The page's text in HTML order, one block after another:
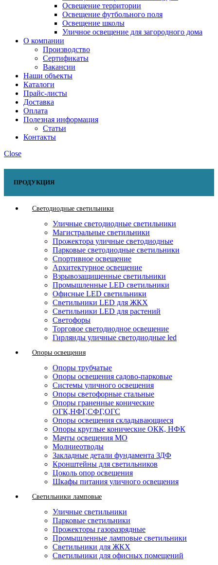
Освещение территории
Освещение футбольного поля
Освещение школы
Уличное освещение для загородного дома
О компании
Производство
Сертификаты
Вакансии
Наши объекты
Каталоги
Прайс-листы
Доставка
Оплата
Полезная информация
Статьи
Контакты
Close
ПРОДУКЦИЯ
Светодиодные светильники
Уличные светодиодные светильники
Магистральные светильники
Прожектора уличные светодиодные
Парковые светодиодные светильники
Спортивное освещение
Архитектурное освещение
Взрывозащищенные светильники
Промышленные LED светильники
Офисные LED светильники
Cветильники LED для ЖКХ
Светильники LED для растений
Светофоры
Торговое светодиодное освещение
Гирлянды уличные светодиодные led
Опоры освещения
Опоры трубчатые
Опоры освещения садово-парковые
Системы уличного освещения
Опоры светофорные стальные
Опоры граненные конические
ОГК,НФГ,СФГ,ОГС
Опоры освещения складывающиеся
Опоры круглые конические ОКК, НФК
Мачты освещения МО
Молниеотводы
Закладные детали фундамента ЗДФ
Кронштейны для светильников
Цоколь опор освещения
Шкафы питания уличного освещения
Светильники ламповые
Уличные светильники
Парковые светильники
Прожекторы газоразрядные
Промышленные ламповые светильники
Светильники для ЖКХ
Светильники для офисных помещений